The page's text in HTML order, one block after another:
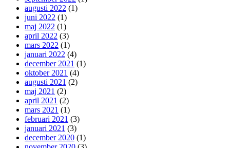
augusti 2022 (1)
juni 2022 (1)
maj 2022 (1)
april 2022 (3)
mars 2022 (1)
januari 2022 (4)
december 2021 (1)
oktober 2021 (4)
augusti 2021 (2)
maj 2021 (2)
april 2021 (2)
mars 2021 (1)
februari 2021 (3)
januari 2021 (3)
december 2020 (1)